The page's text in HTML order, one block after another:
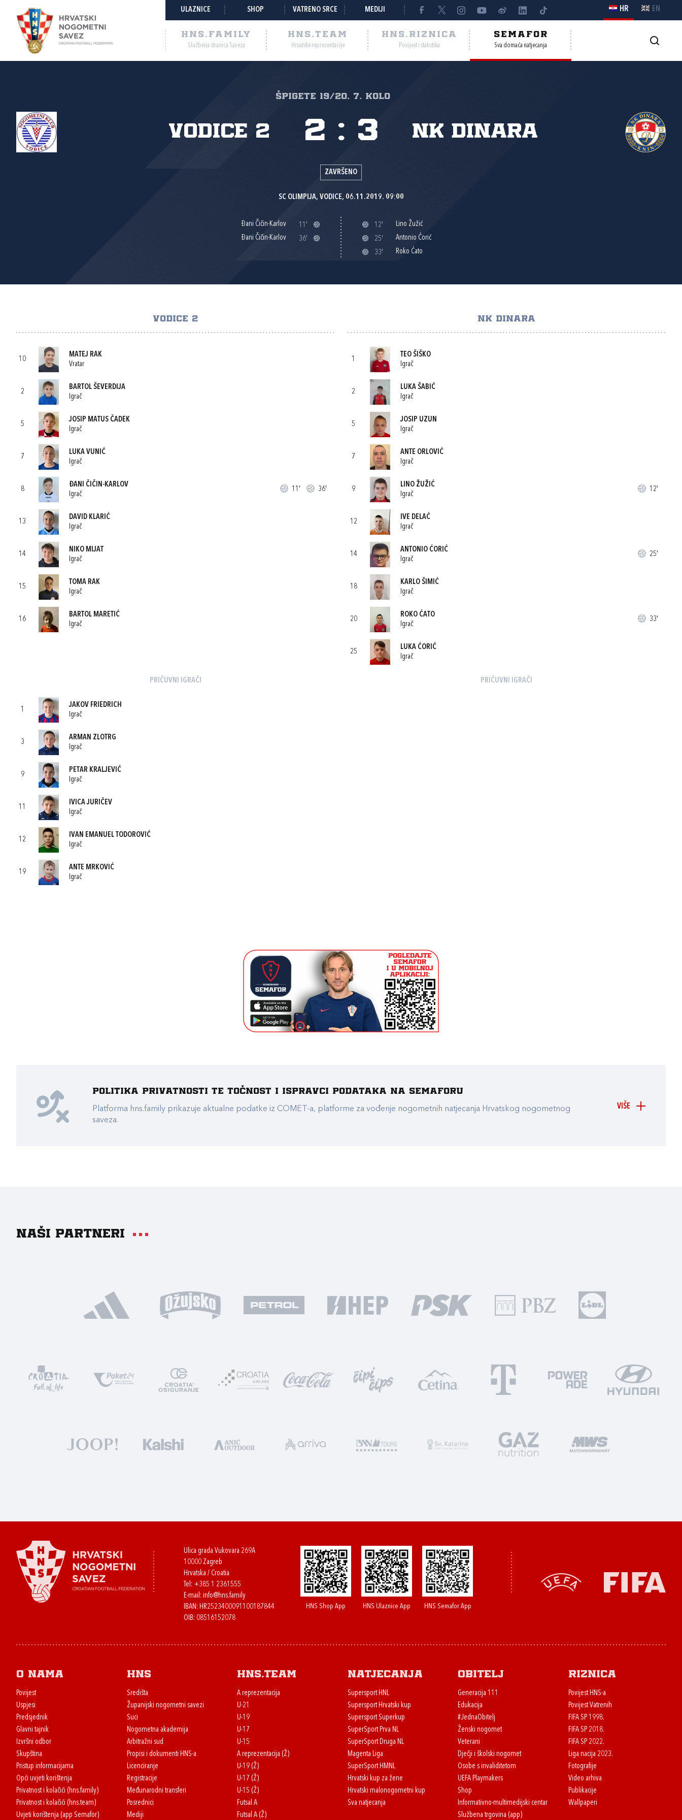
ULAZNICE SHOP VATRENO SRCE MEDIJI HR EN
HNS.FAMILY
Službena stranica Saveza
HNS.TEAM
Hrvatske reprezentacije
HNS.RIZNICA
Povijest i statistika
SEMAFOR
Sva domaća natjecanja
ŠPIGETE 19/20, 7. kolo
VODICE 2 NK Dinara
2 : 3
ZAVRŠENO
SC OLIMPIJA, VODICE, 06.11.2019. 09:00
Đani Čičin-Karlov
11'
Đani Čičin-Karlov
36'
12'
Lino Žužić
25'
Antonio Ćorić
33'
Roko Ćato
VODICE 2
10
MATEJ RAK
Vratar
2
BARTOL ŠEVERDIJA
Igrač
5
JOSIP MATUS ČADEK
Igrač
7
LUKA VUNIĆ
Igrač
8
ĐANI ČIČIN-KARLOV
Igrač
11' 36'
13
DAVID KLARIĆ
Igrač
14
NIKO MIJAT
Igrač
15
TOMA RAK
Igrač
16
BARTOL MARETIĆ
Igrač
PRIČUVNI IGRAČI
1
JAKOV FRIEDRICH
Igrač
3
ARMAN ZLOTRG
Igrač
9
PETAR KRALJEVIĆ
Igrač
11
IVICA JURIČEV
Igrač
12
IVAN EMANUEL TODOROVIĆ
Igrač
19
ANTE MRKOVIĆ
Igrač
NK DINARA
1
TEO ŠIŠKO
Igrač
2
LUKA ŠABIĆ
Igrač
5
JOSIP UZUN
Igrač
7
ANTE ORLOVIĆ
Igrač
9
LINO ŽUŽIĆ
Igrač
12'
12
IVE DELAĆ
Igrač
14
ANTONIO ĆORIĆ
Igrač
25'
18
KARLO ŠIMIĆ
Igrač
20
ROKO ĆATO
Igrač
33'
25
LUKA ĆORIĆ
Igrač
PRIČUVNI IGRAČI
VIŠE
Politika privatnosti te točnost i ispravci podataka na Semaforu
Platforma hns.family prikazuje aktualne podatke iz COMET-a, platforme za vođenje nogometnih natjecanja Hrvatskog nogometnog
saveza.
Naši partneri
Ulica grada Vukovara 269A
10000 Zagreb
Hrvatska / Croatia
Tel: +385 1 2361555
E-mail: info@hns.family
IBAN: HR2523400091100187844
OIB: 08516152078
HNS Shop App HNS Ulaznice App HNS Semafor App
O nama
Povijest
Uspjesi
Predsjednik
Glavni tajnik
Izvršni odbor
Skupština
Pristup informacijama
Opći uvjeti korištenja
Privatnost i kolačići (hns.family)
Privatnost i kolačići (hns.team)
Uvjeti korištenja (app Semafor)
HNS
Središta
Županijski nogometni savezi
Suci
Nogometna akademija
Arbitražni sud
Propisi i dokumenti HNS-a
Licenciranje
Registracije
Međunarodni transferi
Posrednici
Mediji
HNS.team
A reprezentacija
U-21
U-19
U-17
U-15
A reprezentacija (Ž)
U-19 (Ž)
U-17 (Ž)
U-15 (Ž)
Futsal A
Futsal A (Ž)
Natjecanja
Supersport HNL
Supersport Hrvatski kup
Supersport Superkup
SuperSport Prva NL
SuperSport Druga NL
Magenta Liga
SuperSport HMNL
Hrvatski kup za žene
Hrvatski malonogometni kup
Sva natjecanja
Obitelj
Generacija 111
Edukacija
#JednaObitelj
Ženski nogomet
Veterani
Dječji i školski nogomet
Osobe s invaliditetom
UEFA Playmakers
Shop
Informativno-multimedijski centar
Službena trgovina (app)
Riznica
Povijest HNS-a
Povijest Vatrenih
FIFA SP 1998.
FIFA SP 2018.
FIFA SP 2022.
Liga nacija 2023.
Fotografije
Video arhiva
Publikacije
Wallpaperi